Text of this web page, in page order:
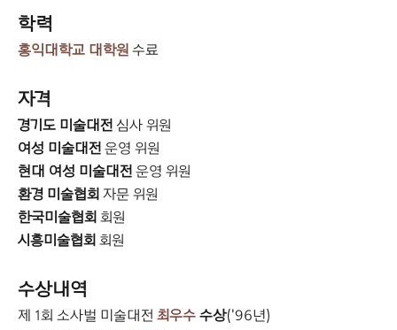
학력
홍익대학교 대학원 수료
자격
경기도 미술대전 심사 위원
여성 미술대전 운영 위원
현대 여성 미술대전 운영 위원
환경 미술협회 자문 위원
한국미술협회 회원
시흥미술협회 회원
수상내역
제 1회 소사벌 미술대전 최우수 수상('96년)